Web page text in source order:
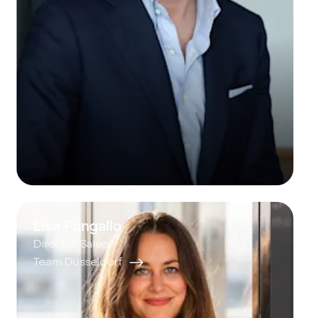
Lisa Pangallo
Director Sales
Team Düsseldorf